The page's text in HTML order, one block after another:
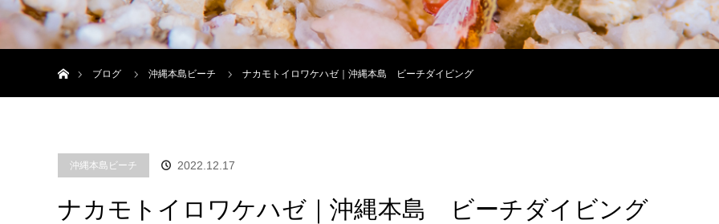
ブログ
沖縄本島ビーチ ナカモトイロワケハゼ｜沖縄本島 ビーチダイビング
沖縄本島ビーチ 2022.12.17
ナカモトイロワケハゼ｜沖縄本島 ビーチダイビング